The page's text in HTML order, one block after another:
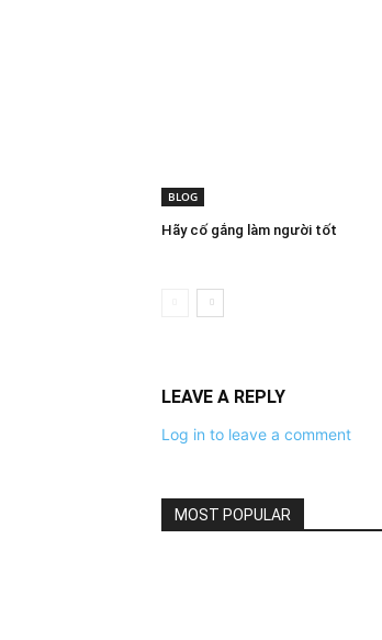
BLOG
Hãy cố gắng làm người tốt
LEAVE A REPLY
Log in to leave a comment
MOST POPULAR